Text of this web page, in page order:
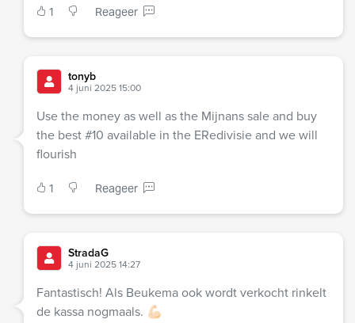
1 Reageer
tonyb
4 juni 2025 15:00
Use the money as well as the Mijnans sale and buy
the best #10 available in the ERedivisie and we will
flourish
1 Reageer
StradaG
4 juni 2025 14:27
Fantastisch! Als Beukema ook wordt verkocht rinkelt
de kassa nogmaals. 💪🏻